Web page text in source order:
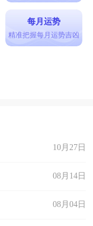
每月运势
精准把握每月运势吉凶
10月27日
08月14日
08月04日